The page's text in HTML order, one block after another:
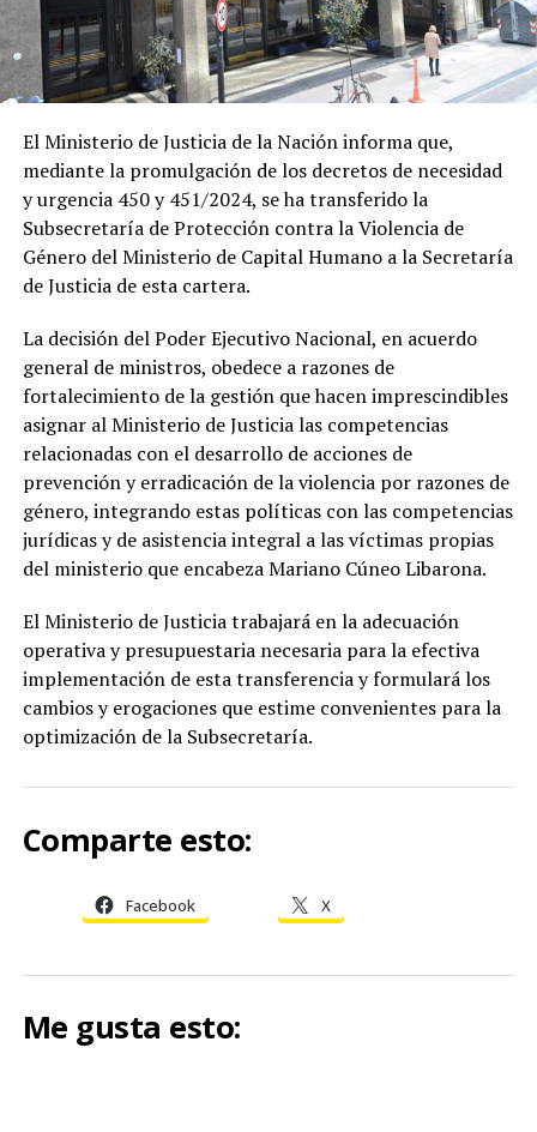
El Ministerio de Justicia de la Nación informa que,
mediante la promulgación de los decretos de necesidad
y urgencia 450 y 451/2024, se ha transferido la
Subsecretaría de Protección contra la Violencia de
Género del Ministerio de Capital Humano a la Secretaría
de Justicia de esta cartera.
La decisión del Poder Ejecutivo Nacional, en acuerdo
general de ministros, obedece a razones de
fortalecimiento de la gestión que hacen imprescindibles
asignar al Ministerio de Justicia las competencias
relacionadas con el desarrollo de acciones de
prevención y erradicación de la violencia por razones de
género, integrando estas políticas con las competencias
jurídicas y de asistencia integral a las víctimas propias
del ministerio que encabeza Mariano Cúneo Libarona.
El Ministerio de Justicia trabajará en la adecuación
operativa y presupuestaria necesaria para la efectiva
implementación de esta transferencia y formulará los
cambios y erogaciones que estime convenientes para la
optimización de la Subsecretaría.
Comparte esto:
Facebook X
Me gusta esto: